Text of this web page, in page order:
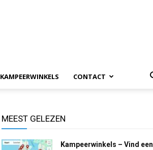
KAMPEERWINKELS CONTACT
MEEST GELEZEN
Kampeerwinkels – Vind een